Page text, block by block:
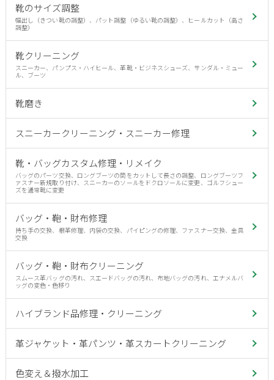
靴のサイズ調整
幅出し（きつい靴の調整）、パット調整（ゆるい靴の調整）、ヒールカット（高さ
調整）
靴クリーニング
スニーカー、パンプス・ハイヒール、革靴・ビジネスシューズ、サンダル・ミュー
ル、ブーツ
靴磨き
スニーカークリーニング・スニーカー修理
靴・バッグカスタム修理・リメイク
バッグのパーツ交換、ロングブーツの筒をカットして長さの調整、ロングブーツフ
ァスナー新規取り付け、スニーカーのソールをドクロソールに変更、ゴルフシュー
ズを通常靴に変更
バッグ・鞄・財布修理
持ち手の交換、根革修理、内袋の交換、パイピングの修理、ファスナー交換、金具
交換
バッグ・鞄・財布クリーニング
スムース革バッグの汚れ、スエードバッグの汚れ、布地バッグの汚れ、エナメルバ
ッグの変色・色移り
ハイブランド品修理・クリーニング
革ジャケット・革パンツ・革スカートクリーニング
色変え＆撥水加工